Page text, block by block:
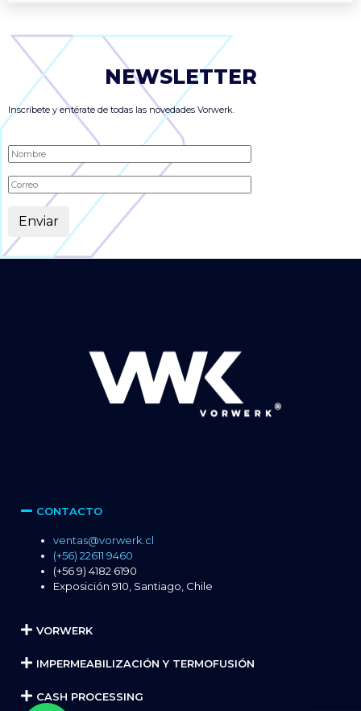
NEWSLETTER
Inscríbete y entérate de todas las novedades Vorwerk.
Alternative:
CONTACTO
ventas@vorwerk.cl
(+56) 22611 9460
(+56 9) 4182 6190
Exposición 910, Santiago, Chile
VORWERK
IMPERMEABILIZACIÓN Y TERMOFUSIÓN
CASH PROCESSING